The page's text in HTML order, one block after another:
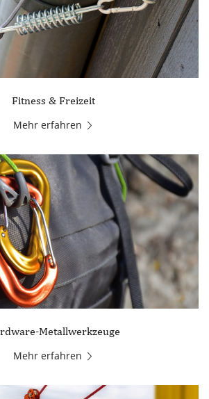
Fitness & Freizeit
Mehr erfahren
Metallwerkzeuge
Mehr erfahren